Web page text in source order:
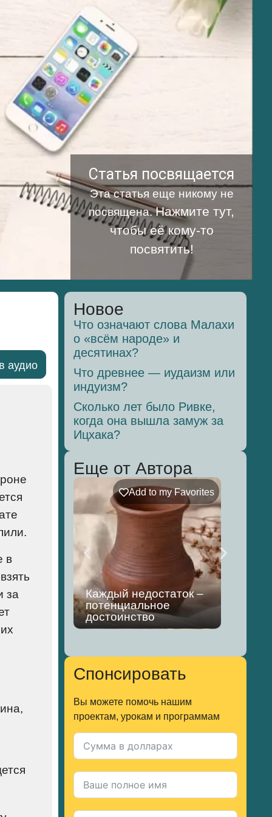
Статья посвящается
Эта статья еще никому не
посвящена.Нажмите тут,
чтобы её кому-то
посвятить!
аудио
в
за
Новое
Что означают слова Малахи
о «всём народе» и
десятинах?
Что древнее — иудаизм или
индуизм?
Сколько лет было Ривке,
когда она вышла замуж за
Ицхака?
Еще от Автора
Add to my Favorites
Каждый недостаток –
потенциальное
достоинство
Спонсировать
Вы можете помочь нашим
проектам, урокам и программам